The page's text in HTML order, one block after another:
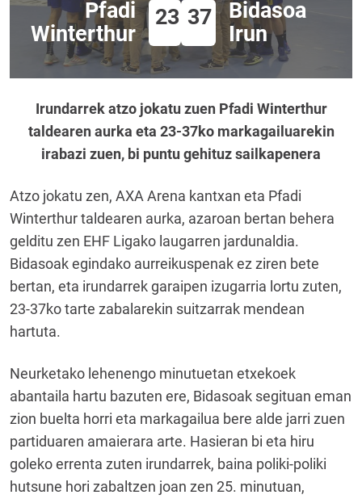
Pfadi
Winterthur
23 37
Bidasoa
Irun
Irundarrek atzo jokatu zuen Pfadi Winterthur
taldearen aurka eta 23-37ko markagailuarekin
irabazi zuen, bi puntu gehituz sailkapenera
Atzo jokatu zen, AXA Arena kantxan eta Pfadi
Winterthur taldearen aurka, azaroan bertan behera
gelditu zen EHF Ligako laugarren jardunaldia.
Bidasoak egindako aurreikuspenak ez ziren bete
bertan, eta irundarrek garaipen izugarria lortu zuten,
23-37ko tarte zabalarekin suitzarrak mendean
hartuta.
Neurketako lehenengo minutuetan etxekoek
abantaila hartu bazuten ere, Bidasoak segituan eman
zion buelta horri eta markagailua bere alde jarri zuen
partiduaren amaierara arte. Hasieran bi eta hiru
goleko errenta zuten irundarrek, baina poliki-poliki
hutsune hori zabaltzen joan zen 25. minutuan,